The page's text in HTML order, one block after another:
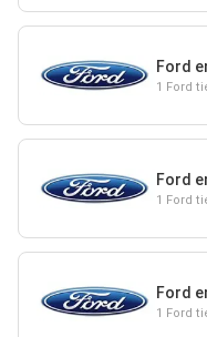
Ford
1 Ford
Ford
1 Ford
Ford
1 Ford